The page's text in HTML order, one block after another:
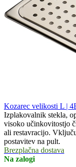
Kozarec velikosti L |
Izplakovalnik stekla,
visoko učinkovitostjo
ali restavracijo.
postavitev na pult.
Brezplačna dostava
Na zalogi